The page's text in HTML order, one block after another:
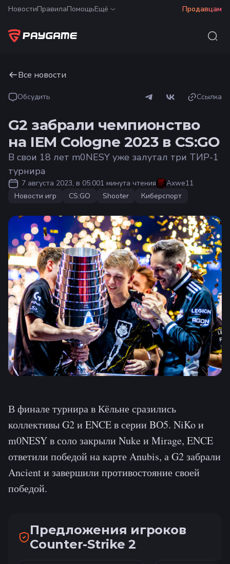
НовостиПравилаПомощьЕщё Продавцам
Все новости
Обсудить Ссылка
G2 забрали чемпионство
на IEM Cologne 2023 в CS:GO
В свои 18 лет m0NESY уже залутал три ТИР-1
турнира
7 августа 2023, в 05:001 минута чтения
Axwe11
Новости игр
CS:GO Shooter Киберспорт
В финале турнира в Кёльне сразились
коллективы G2 и ENCE в серии BO5. NiKo и
m0NESY в соло закрыли Nuke и Mirage, ENCE
ответили победой на карте Anubis, а G2 забрали
Ancient и завершили противостояние своей
победой.
Предложения игроков
Counter-Strike 2